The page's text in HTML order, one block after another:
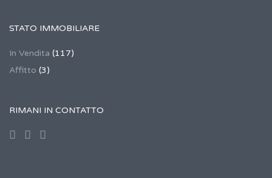
STATO IMMOBILIARE
In Vendita (117)
Affitto (3)
RIMANI IN CONTATTO